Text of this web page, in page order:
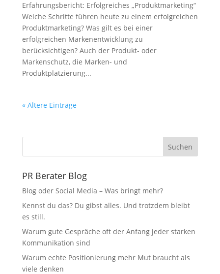
Erfahrungsbericht: Erfolgreiches „Produktmarketing“
Welche Schritte führen heute zu einem erfolgreichen
Produktmarketing? Was gilt es bei einer
erfolgreichen Markenentwicklung zu
berücksichtigen? Auch der Produkt- oder
Markenschutz, die Marken- und
Produktplatzierung...
« Ältere Einträge
Suchen
PR Berater Blog
Blog oder Social Media – Was bringt mehr?
Kennst du das? Du gibst alles. Und trotzdem bleibt
es still.
Warum gute Gespräche oft der Anfang jeder starken
Kommunikation sind
Warum echte Positionierung mehr Mut braucht als
viele denken